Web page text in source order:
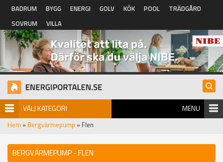
Hoppa till huvudinnehåll
BADRUM BYGG ENERGI GOLV KÖK POOL
TRÄDGÅRD
SOVRUM
VILLA
VÄLJ KATEGORI MENU
Hem » Bergvärmepump » Flen
BERGVÄRMEPUMP - FLEN